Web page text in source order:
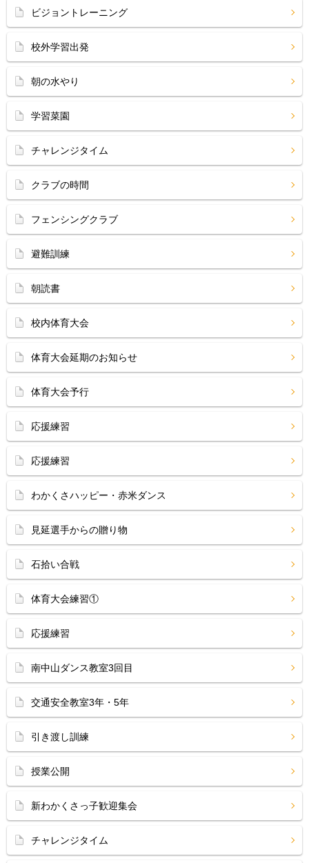
ビジョントレーニング
校外学習出発
朝の水やり
学習菜園
チャレンジタイム
クラブの時間
フェンシングクラブ
避難訓練
朝読書
校内体育大会
体育大会延期のお知らせ
体育大会予行
応援練習
応援練習
わかくさハッピー・赤米ダンス
見延選手からの贈り物
石拾い合戦
体育大会練習①
応援練習
南中山ダンス教室3回目
交通安全教室3年・5年
引き渡し訓練
授業公開
新わかくさっ子歓迎集会
チャレンジタイム